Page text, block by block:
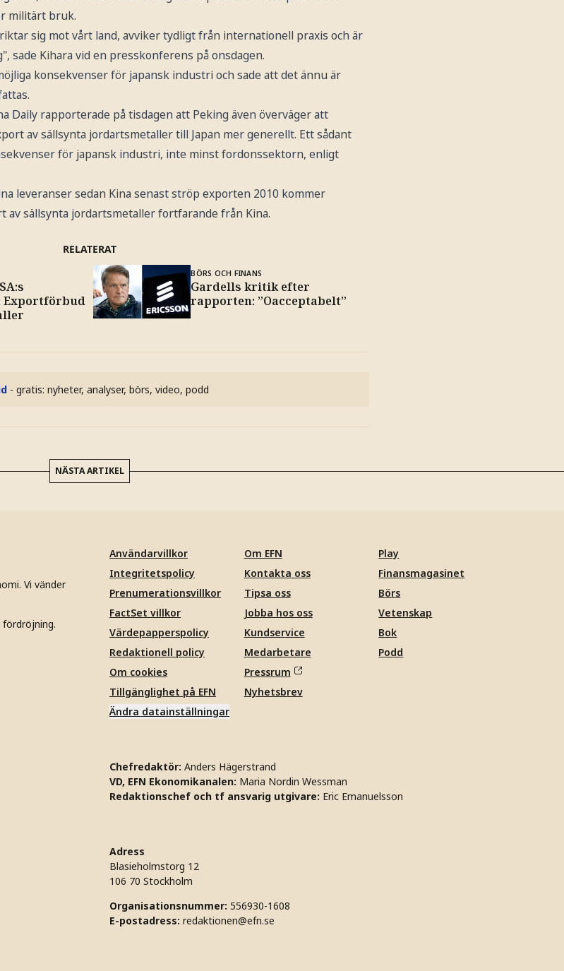
militärt bruk.
sig mot vårt land, avviker tydligt från internationell praxis och är
sade Kihara vid en presskonferens på onsdagen.
konsekvenser för japansk industri och sade att det ännu är
Daily rapporterade på tisdagen att Peking även överväger att
av sällsynta jordartsmetaller till Japan mer generellt. Ett sådant
för japansk industri, inte minst fordonssektorn, enligt
leveranser sedan Kina senast ströp exporten 2010 kommer
av sällsynta jordartsmetaller fortfarande från Kina.
RELATERAT
Exportförbud
BÖRS OCH FINANS
Gardells kritik efter
rapporten: ”Oacceptabelt”
- gratis: nyheter, analyser, börs, video, podd
NÄSTA ARTIKEL
Vi vänder
Användarvillkor
Integritetspolicy
Prenumerationsvillkor
FactSet villkor
Värdepapperspolicy
Redaktionell policy
Om cookies
Tillgänglighet på EFN
Ändra datainställningar
Om EFN
Kontakta oss
Tipsa oss
Jobba hos oss
Kundservice
Medarbetare
Pressrum
Nyhetsbrev
Play
Finansmagasinet
Börs
Vetenskap
Bok
Podd
Chefredaktör: Anders Hägerstrand
VD, EFN Ekonomikanalen: Maria Nordin Wessman
Redaktionschef och tf ansvarig utgivare: Eric Emanuelsson
Adress
Blasieholmstorg 12
106 70 Stockholm
Organisationsnummer: 556930-1608
E-postadress: redaktionen@efn.se